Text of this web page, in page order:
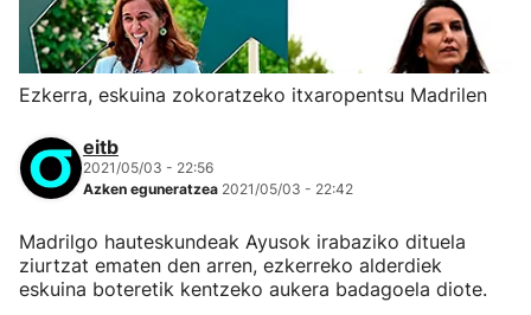
Ezkerra, eskuina zokoratzeko itxaropentsu Madrilen
eitb
2021/05/03 - 22:56
Azken eguneratzea 2021/05/03 - 22:42
Madrilgo hauteskundeak Ayusok irabaziko dituela
ziurtzat ematen den arren, ezkerreko alderdiek
eskuina boteretik kentzeko aukera badagoela diote.